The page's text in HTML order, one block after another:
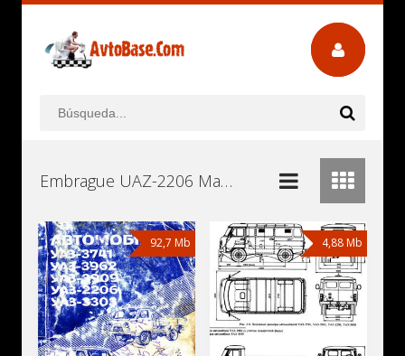
Embrague UAZ-2206 Manuales de Usuario, Manuales de Instrucciones (Reparación) y Mantenimiento Descargar Gratis
92,7 Mb 4,88 Mb